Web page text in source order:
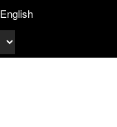
English